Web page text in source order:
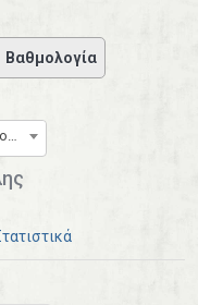
Βαθμολογία
2025-2026 Γ1 Ε.ΚΑ.Σ.Θ. 1ος όμιλος